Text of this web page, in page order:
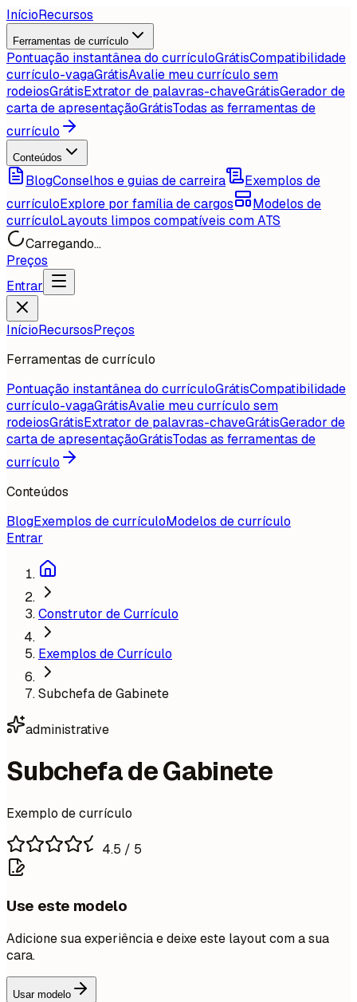
InícioRecursos
Ferramentas de currículo
Pontuação instantânea do currículoGrátisCompatibilidade
currículo-vagaGrátisAvalie meu currículo sem
rodeiosGrátisExtrator de palavras-chaveGrátisGerador de
carta de apresentaçãoGrátisTodas as ferramentas de
currículo
Conteúdos
BlogConselhos e guias de carreira
Exemplos de
currículoExplore por família de cargos
Modelos de
currículoLayouts limpos compatíveis com ATS
Carregando...
Preços
Entrar
InícioRecursosPreços
Ferramentas de currículo
Pontuação instantânea do currículoGrátisCompatibilidade
currículo-vagaGrátisAvalie meu currículo sem
rodeiosGrátisExtrator de palavras-chaveGrátisGerador de
carta de apresentaçãoGrátisTodas as ferramentas de
currículo
Conteúdos
BlogExemplos de currículoModelos de currículo
Entrar
Construtor de Currículo
Exemplos de Currículo
Subchefa de Gabinete
administrative
Subchefa de Gabinete
Exemplo de currículo
4.5 / 5
Use este modelo
Adicione sua experiência e deixe este layout com a sua
cara.
Usar modelo